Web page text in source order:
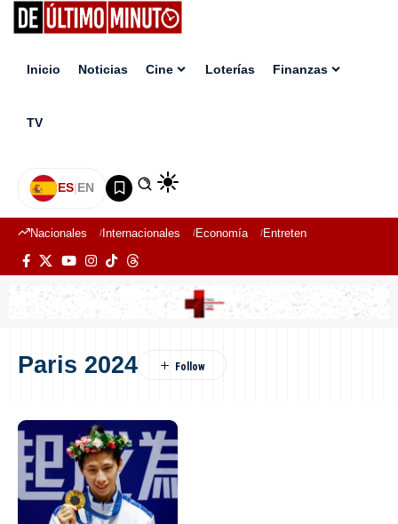
Inicio Noticias Cine Loterías Finanzas
TV
ES|EN
Nacionales Internacionales Economía Entretenimiento
Paris 2024